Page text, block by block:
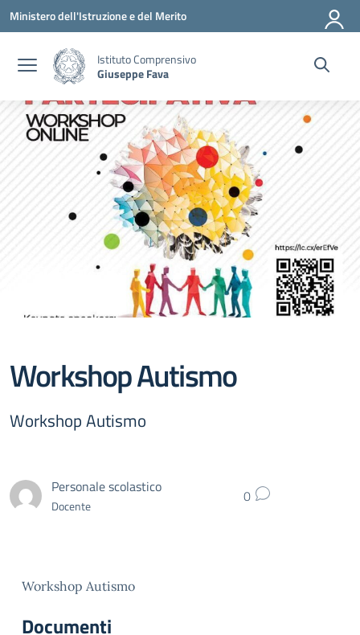
Vai ai contenuti
Vai al menu di navigazione
Vai al footer
Ministero dell'Istruzione e del Merito
Istituto Comprensivo
Giuseppe Fava
Workshop Autismo
Workshop Autismo
Personale scolastico
Docente 0
Workshop Autismo
Documenti